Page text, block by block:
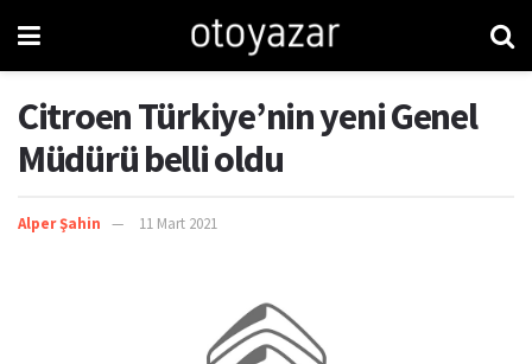
Citroen Türkiye’nin yeni Genel
Müdürü belli oldu
Alper Şahin 11 Mart 2021